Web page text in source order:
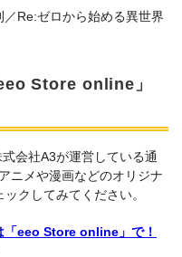
Re:ゼロから始める異世界
Store online」
会社A3が運営している通
ニメや漫画などのオリジナ
クしてみてください。
「eeo Store online」で！